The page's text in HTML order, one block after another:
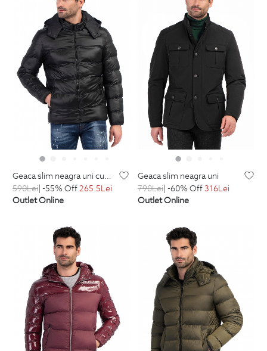
geaca slim neagra uni cu gluga detasabila
590Lei| -55% Off265.5Lei
Outlet Online
geaca slim neagra uni
790Lei| -60% Off316Lei
Outlet Online